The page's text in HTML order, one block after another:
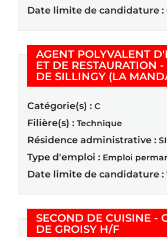
Date limite de candidature :
AGENT POLYVALENT
ET DE RESTAURATION
DE SILLINGY (LA
Catégorie(s) : C
Filière(s) : Technique
Résidence administrative :
Type d'emploi : Emploi
Date limite de candidature :
SECOND DE CUISINE -
DE GROISY H/F